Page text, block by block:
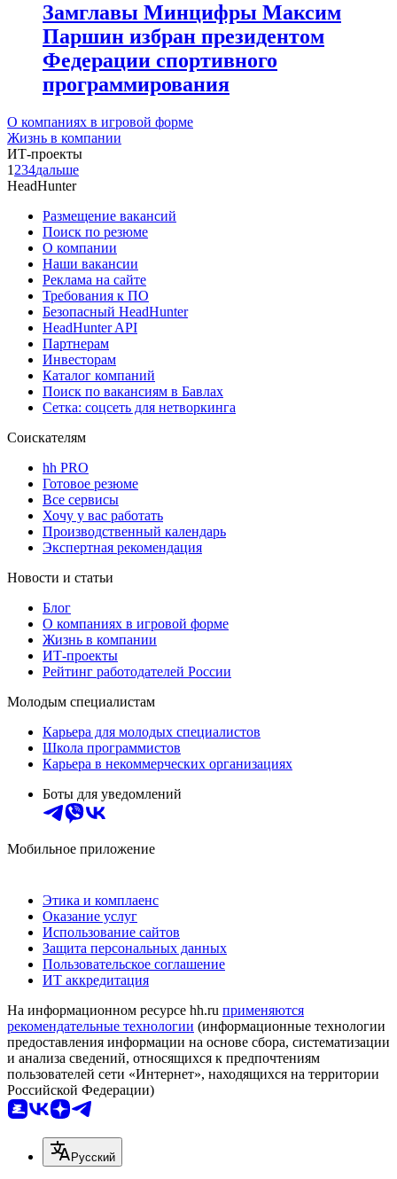
Замглавы Минцифры Максим
Паршин избран президентом
Федерации спортивного
программирования
О компаниях в игровой форме
Жизнь в компании
ИТ-проекты
1 234дальше
HeadHunter
Размещение вакансий
Поиск по резюме
О компании
Наши вакансии
Реклама на сайте
Требования к ПО
Безопасный HeadHunter
HeadHunter API
Партнерам
Инвесторам
Каталог компаний
Поиск по вакансиям в Бавлах
Сетка: соцсеть для нетворкинга
Соискателям
hh PRO
Готовое резюме
Все сервисы
Хочу у вас работать
Производственный календарь
Экспертная рекомендация
Новости и статьи
Блог
О компаниях в игровой форме
Жизнь в компании
ИТ-проекты
Рейтинг работодателей России
Молодым специалистам
Карьера для молодых специалистов
Школа программистов
Карьера в некоммерческих организациях
Боты для уведомлений
Мобильное приложение
Этика и комплаенс
Оказание услуг
Использование сайтов
Защита персональных данных
Пользовательское соглашение
ИТ аккредитация
На информационном ресурсе hh.ru применяются
рекомендательные технологии (информационные технологии
предоставления информации на основе сбора, систематизации
и анализа сведений, относящихся к предпочтениям
пользователей сети «Интернет», находящихся на территории
Российской Федерации)
Русский